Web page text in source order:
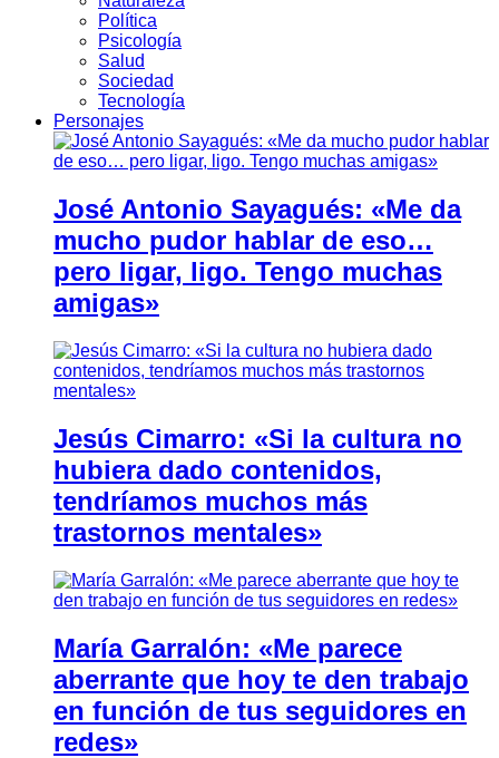
Política
Psicología
Salud
Sociedad
Tecnología
Personajes
José Antonio Sayagués: «Me da
mucho pudor hablar de eso…
pero ligar, ligo. Tengo muchas
amigas»
Jesús Cimarro: «Si la cultura no
hubiera dado contenidos,
tendríamos muchos más
trastornos mentales»
María Garralón: «Me parece
aberrante que hoy te den trabajo
en función de tus seguidores en
redes»